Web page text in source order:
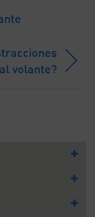
al volante?